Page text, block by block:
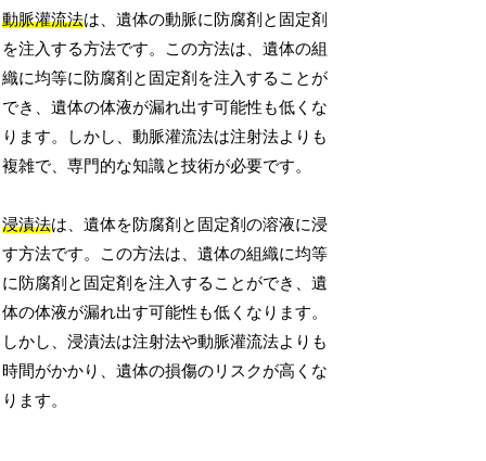
動脈灌流法は、遺体の動脈に防腐剤と固定剤
を注入する方法です。この方法は、遺体の組
織に均等に防腐剤と固定剤を注入することが
でき、遺体の体液が漏れ出す可能性も低くな
ります。しかし、動脈灌流法は注射法よりも
複雑で、専門的な知識と技術が必要です。
浸漬法は、遺体を防腐剤と固定剤の溶液に浸
す方法です。この方法は、遺体の組織に均等
に防腐剤と固定剤を注入することができ、遺
体の体液が漏れ出す可能性も低くなります。
しかし、浸漬法は注射法や動脈灌流法よりも
時間がかかり、遺体の損傷のリスクが高くな
ります。